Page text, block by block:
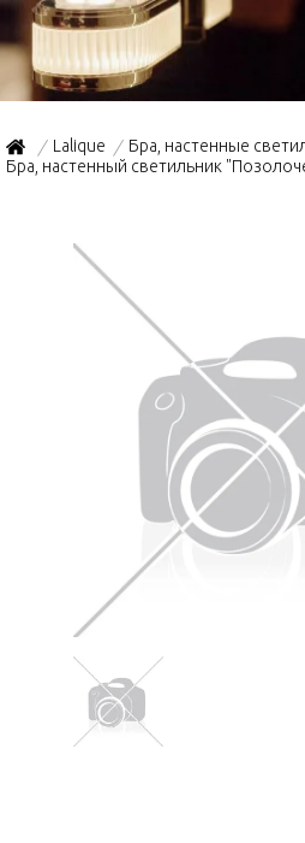
/ Lalique / Бра, настенные
Бра, настенный светильник